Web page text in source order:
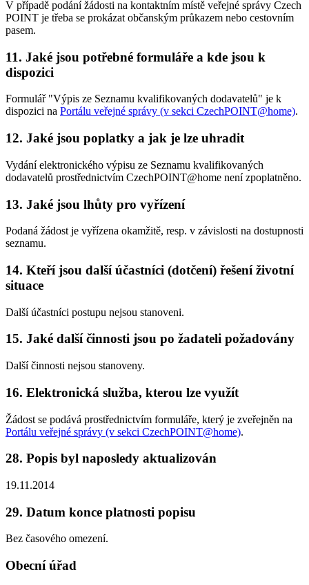
V případě podání žádosti na kontaktním místě veřejné správy Czech
POINT je třeba se prokázat občanským průkazem nebo cestovním
pasem.
11. Jaké jsou potřebné formuláře a kde jsou k
dispozici
Formulář "Výpis ze Seznamu kvalifikovaných dodavatelů" je k
dispozici na Portálu veřejné správy (v sekci CzechPOINT@home).
12. Jaké jsou poplatky a jak je lze uhradit
Vydání elektronického výpisu ze Seznamu kvalifikovaných
dodavatelů prostřednictvím CzechPOINT@home není zpoplatněno.
13. Jaké jsou lhůty pro vyřízení
Podaná žádost je vyřízena okamžitě, resp. v závislosti na dostupnosti
seznamu.
14. Kteří jsou další účastníci (dotčení) řešení životní
situace
Další účastníci postupu nejsou stanoveni.
15. Jaké další činnosti jsou po žadateli požadovány
Další činnosti nejsou stanoveny.
16. Elektronická služba, kterou lze využít
Žádost se podává prostřednictvím formuláře, který je zveřejněn na
Portálu veřejné správy (v sekci CzechPOINT@home).
28. Popis byl naposledy aktualizován
19.11.2014
29. Datum konce platnosti popisu
Bez časového omezení.
Obecní úřad